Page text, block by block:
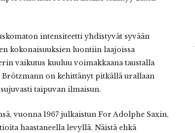
intensiteetti yhdistyvät syvään
kokonaisuuksien luontiin laajoissa
vaikutus kuuluu voimakkaana taustalla
Brötzmann on kehittänyt pitkällä urallaan
taipuvan ilmaisun.
vuonna 1967 julkaistun For Adolphe Saxin,
haastaneella levyllä. Näistä ehkä